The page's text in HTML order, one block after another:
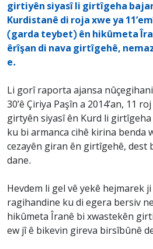
girtiyên siyasî li girtîgeha
Kurdistanê di roja xwe ya
(garda teybet) ên hikûmeta
êrîşan di nava girtîgehê,
e.
Li gorî raporta ajansa
30’ê Çiriya Paşîn a 2014’an, 11
girtyên siyasî ên Kurd li
ku bi armanca cihê kirina benda
cezayên giran ên girtîgehê, dest
dane.
Hevdem li gel vê yekê hejmarek
ragihandine ku di egera bersiv
hikûmeta Îranê bi xwastekên
ew jî ê bikevin gireva birsîbûnê